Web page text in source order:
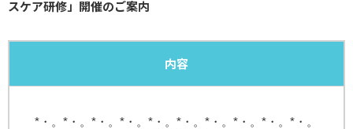
スケア研修」開催のご案内
内容
*・。*・。*・。*・。*・。*・。*・。*・。*・。*・。